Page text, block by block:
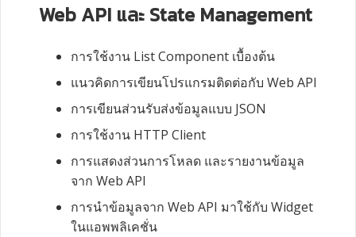
Web API และ State Management
การใช้งาน List Component เบื้องต้น
แนวคิดการเขียนโปรแกรมติดต่อกับ Web API
การเขียนส่วนรับส่งข้อมูลแบบ JSON
การใช้งาน HTTP Client
การแสดงส่วนการโหลด และรายงานข้อมูล
จาก Web API
การนำข้อมูลจาก Web API มาใช้กับ Widget
ในแอพพลิเคชั่น